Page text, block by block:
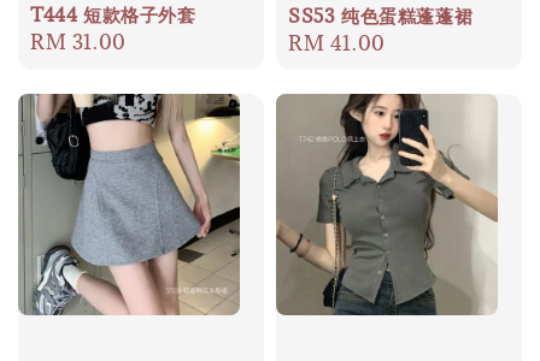
T444 短款格子外套
Regular
RM 31.00
SS53 纯色蛋糕蓬蓬裙
Regular
RM 41.00